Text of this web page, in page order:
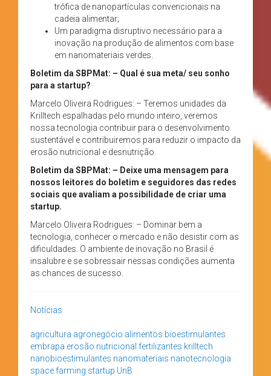
trófica de nanopartículas convencionais na
cadeia alimentar;
Um paradigma disruptivo necessário para a
inovação na produção de alimentos com base
em nanomateriais verdes.
Boletim da SBPMat: – Qual é sua meta/ seu sonho
para a startup?
Marcelo Oliveira Rodrigues: – Teremos unidades da
Krilltech espalhadas pelo mundo inteiro, veremos
nossa tecnologia contribuir para o desenvolvimento
sustentável e contribuiremos para reduzir o impacto da
erosão nutricional e desnutrição.
Boletim da SBPMat: – Deixe uma mensagem para
nossos leitores do boletim e seguidores das redes
sociais que avaliam a possibilidade de criar uma
startup.
Marcelo Oliveira Rodrigues: – Dominar bem a
tecnologia, conhecer o mercado e não desistir com as
dificuldades. O ambiente de inovação no Brasil é
insalubre e se sobressair nessas condições aumenta
as chances de sucesso.
Notícias
agricultura agronegócio alimentos bioestimulantes
embrapa erosão nutricional fertilizantes krilltech
nanobioestimulantes nanomateriais nanotecnologia
space farming startup UnB